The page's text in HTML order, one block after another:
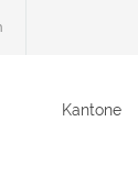
Kantone